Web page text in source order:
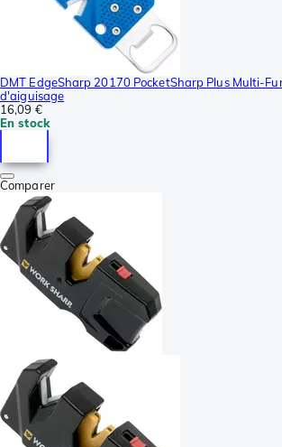
DMT EdgeSharp 20170 PocketSharp Plus Multi-
d'aiguisage
16,09 €
En stock
Comparer